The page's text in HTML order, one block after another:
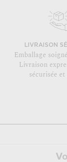
LIVRAISON
Emballage
Livraison
sécurisée et